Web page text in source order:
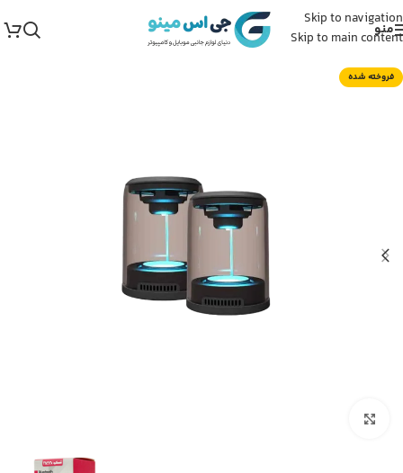
Skip to navigation
Skip to main content
منو
فروخته شده